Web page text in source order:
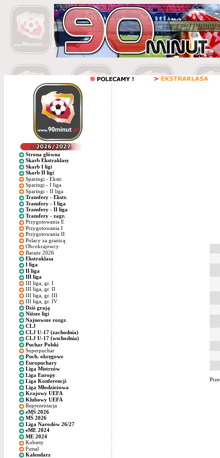
Strona główna
Skarb Ekstraklasy
Skarb I ligi
Skarb II ligi
Sparingi - Ekstr.
Sparingi - I liga
Sparingi - II liga
Transfery - Ekstr.
Transfery - I liga
Transfery - II liga
Transfery - zagr.
Przygotowania E
Przygotowania I
Przygotowania II
Polacy za granicą
Obcokrajowcy
Baraże 2026
Ekstraklasa
I liga
II liga
III liga
III liga, gr. I
III liga, gr. II
III liga, gr. III
III liga, gr. IV
Dziś grają
Niższe ligi
Najnowsze rozgr.
CLJ
CLJ U-17 (zachodnia)
CLJ U-17 (wschodnia)
Puchar Polski
Superpuchar
Puch. okręgowe
Europuchary
Liga Mistrzów
Liga Europy
Liga Konferencji
Liga Młodzieżowa
Krajowy UEFA
Klubowy UEFA
Reprezentacja
eMŚ 2026
MŚ 2026
Liga Narodów 26/27
eME 2024
ME 2024
Kobiety
Futsal
Kalendarz